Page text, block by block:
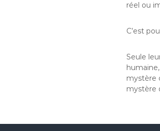
réel ou
C’est
Seule
mystère
mystère